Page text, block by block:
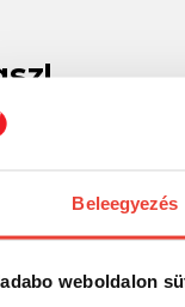
Beleegyezés
weboldalon